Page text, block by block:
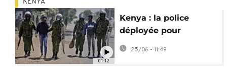
01:12
KENYA
Kenya : la police
déployée pour
encadrer une
25/06 - 11:49